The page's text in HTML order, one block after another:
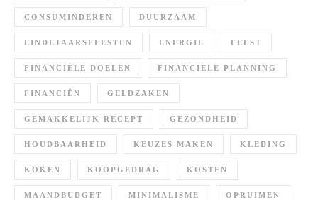
CONSUMINDEREN DUURZAAM
EINDEJAARSFEESTEN ENERGIE FEEST
FINANCIËLE DOELEN FINANCIËLE PLANNING
FINANCIËN GELDZAKEN
GEMAKKELIJK RECEPT GEZONDHEID
HOUDBAARHEID KEUZES MAKEN KLEDING
KOKEN KOOPGEDRAG KOSTEN
MAANDBUDGET MINIMALISME OPRUIMEN